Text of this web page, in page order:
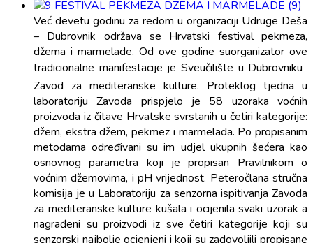
Već devetu godinu za redom u organizaciji Udruge Deša
– Dubrovnik održava se Hrvatski festival pekmeza,
džema i marmelade. Od ove godine suorganizator ove
tradicionalne manifestacije je Sveučilište u Dubrovniku 
Zavod za mediteranske kulture. Proteklog tjedna u
laboratoriju Zavoda prispjelo je 58 uzoraka voćnih
proizvoda iz čitave Hrvatske svrstanih u četiri kategorije:
džem, ekstra džem, pekmez i marmelada. Po propisanim
metodama određivani su im udjel ukupnih šećera kao
osnovnog parametra koji je propisan Pravilnikom o
voćnim džemovima, i pH vrijednost. Peteročlana stručna
komisija je u Laboratoriju za senzorna ispitivanja Zavoda
za mediteranske kulture kušala i ocijenila svaki uzorak a
nagrađeni su proizvodi iz sve četiri kategorije koji su
senzorski najbolje ocjenjeni i koji su zadovoljili propisane